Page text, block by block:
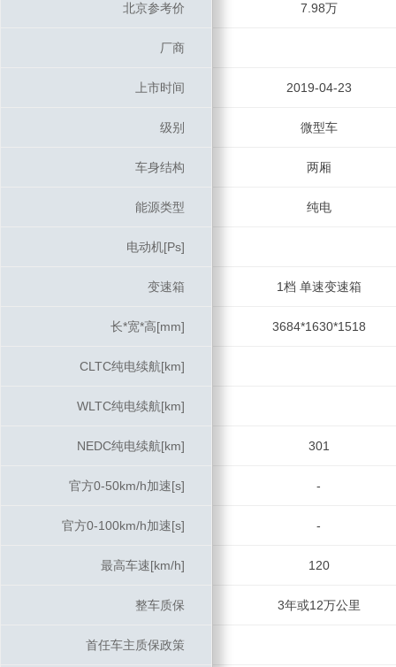
北京参考价 7.98万
厂商
上市时间 2019-04-23
级别 微型车
车身结构 两厢
能源类型 纯电
电动机[Ps]
变速箱 1档 单速变速箱
长*宽*高[mm] 3684*1630*1518
CLTC纯电续航[km]
WLTC纯电续航[km]
NEDC纯电续航[km] 301
官方0-50km/h加速[s] -
官方0-100km/h加速[s] -
最高车速[km/h] 120
整车质保 3年或12万公里
首任车主质保政策
北京参考价
厂商
上市时间
级别
车身结构
能源类型
电动机[Ps]
变速箱
长*宽*高[mm]
CLTC纯电续航[km]
WLTC纯电续航[km]
NEDC纯电续航[km]
官方0-50km/h加速[s]
官方0-100km/h加速[s]
最高车速[km/h]
整车质保
首任车主质保政策